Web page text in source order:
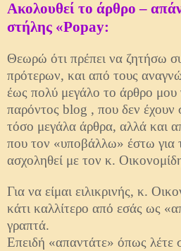
Ακολουθεί το άρθρο –
στήλης «Popay:
Θεωρώ ότι πρέπει να ζητήσω
πρότερων, και από τους
έως πολύ μεγάλο το άρθρο μου
παρόντος blog , που δεν έχουν
τόσο μεγάλα άρθρα, αλλά και
που τον «υποβάλλω» έστω για
ασχοληθεί με τον κ.
Για να είμαι ειλικρινής, κ.
κάτι καλλίτερο από εσάς ως
γραπτά.
Επειδή «απαντάτε» όπως λέτε